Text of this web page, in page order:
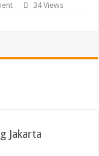
34 Views
Jakarta